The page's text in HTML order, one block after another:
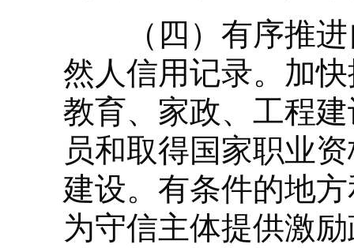
（四）有序推进
然人信用记录。加
教育、家政、工程
员和取得国家职业
建设。有条件的地
为守信主体提供激